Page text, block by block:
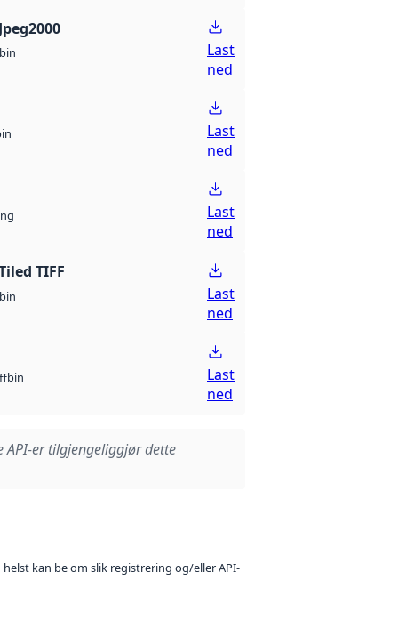
bin
Last
ned
Last
ned
Last
ned
TIFF
bin
Last
ned
bin
Last
ned
API-er tilgjengeliggjør dette
kan be om slik registrering og/eller API-